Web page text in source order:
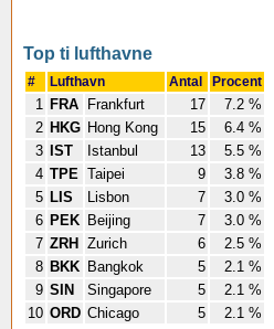
Top ti lufthavne
# Lufthavn Antal Procent
1 FRA Frankfurt 17
7.2 %
2 HKG Hong Kong 15
6.4 %
3
IST Istanbul 13
5.5 %
4 TPE Taipei 9
3.8 %
5 LIS Lisbon 7
3.0 %
6 PEK Beijing 7
3.0 %
7 ZRH Zurich 6
2.5 %
8 BKK Bangkok 5
2.1 %
9 SIN Singapore 5
2.1 %
10 ORD Chicago 5 2.1 %